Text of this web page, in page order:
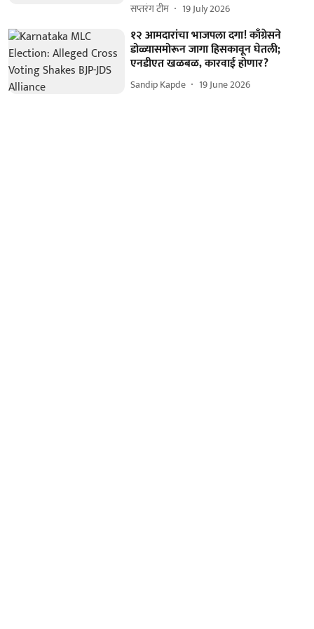
सप्तरंग टीम 19 July 2026
१२ आमदारांचा भाजपला दगा! काँग्रेसने
डोळ्यासमोरून जागा हिसकावून घेतली;
एनडीएत खळबळ, कारवाई होणार?
Sandip Kapde 19 June 2026